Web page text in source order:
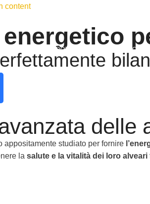
content
PRODOTTI RICERCA E SVILUPPO
delle
appositamente studiato per fornire
la salute e la vitalità dei loro alveari